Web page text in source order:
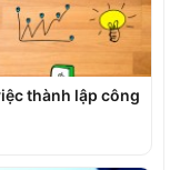
thành lập công